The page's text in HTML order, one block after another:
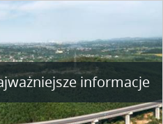
informacje